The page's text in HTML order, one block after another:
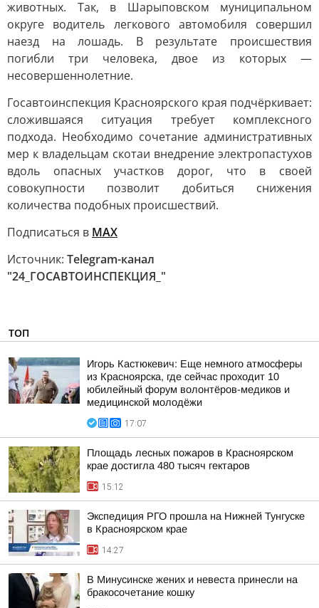
животных. Так, в Шарыповском муниципальном
округе водитель легкового автомобиля совершил
наезд на лошадь. В результате происшествия
погибли три человека, двое из которых —
несовершеннолетние.
Госавтоинспекция Красноярского края подчёркивает:
сложившаяся ситуация требует комплексного
подхода. Необходимо сочетание административных
мер к владельцам скотаи внедрение электропастухов
вдоль опасных участков дорог, что в своей
совокупности позволит добиться снижения
количества подобных происшествий.
Подписаться в МАХ
Источник: Telegram-канал
"24_ГОСАВТОИНСПЕКЦИЯ_"
ТОП
Игорь Кастюкевич: Еще немного атмосферы
из Красноярска, где сейчас проходит 10
юбилейный форум волонтёров-медиков и
медицинской молодёжи
17:07
Площадь лесных пожаров в Красноярском
крае достигла 480 тысяч гектаров
15:12
Экспедиция РГО прошла на Нижней Тунгуске
в Красноярском крае
14:27
В Минусинске жених и невеста принесли на
бракосочетание кошку